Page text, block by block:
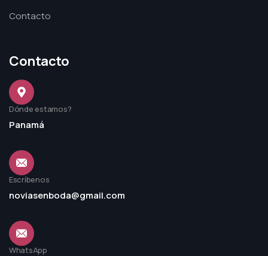
Contacto
Contacto
Dónde estamos?
Panamá
Escríbenos
noviasenboda@gmail.com
WhatsApp